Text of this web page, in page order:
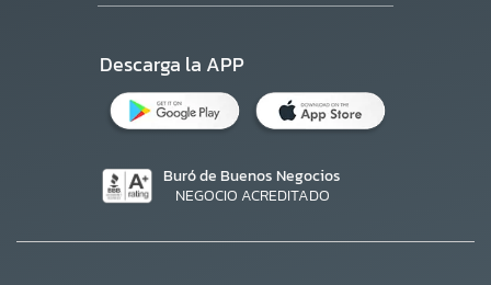
Descarga la APP
Buró de Buenos Negocios
NEGOCIO ACREDITADO